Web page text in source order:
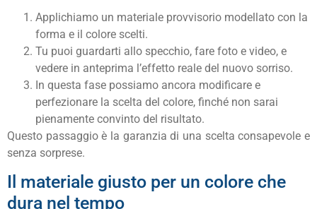
Applichiamo un materiale provvisorio modellato con la
forma e il colore scelti.
Tu puoi guardarti allo specchio, fare foto e video, e
vedere in anteprima l’effetto reale del nuovo sorriso.
In questa fase possiamo ancora modificare e
perfezionare la scelta del colore, finché non sarai
pienamente convinto del risultato.
Questo passaggio è la garanzia di una scelta consapevole e
senza sorprese.
Il materiale giusto per un colore che
dura nel tempo